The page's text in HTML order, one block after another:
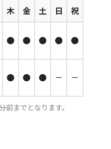
木 金 土 日
祝
● ● ● ● ●
● ● ● － －
までとなります。